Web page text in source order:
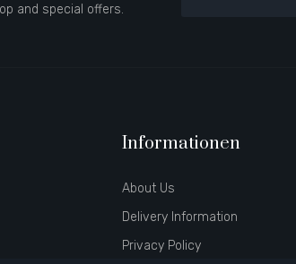
and special offers.
Informationen
About Us
Delivery Information
Privacy Policy